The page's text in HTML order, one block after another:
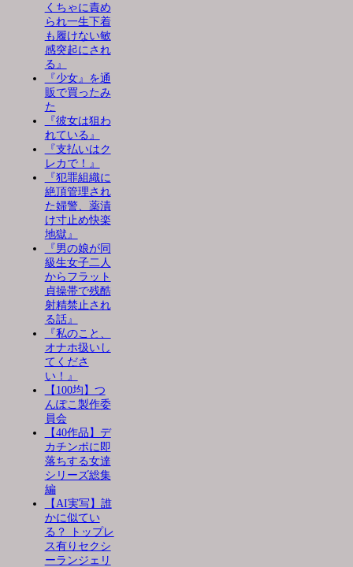
くちゃに責め
られ一生下着
も履けない敏
感突起にされ
る』
『少女』を通
販で買ったみ
た
『彼女は狙わ
れている』
『支払いはク
レカで！』
『犯罪組織に
絶頂管理され
た婦警、薬漬
け寸止め快楽
地獄』
『男の娘が同
級生女子二人
からフラット
貞操帯で残酷
射精禁止され
る話』
『私のこと、
オナホ扱いし
てくださ
い！』
【100均】つ
んぽこ製作委
員会
【40作品】デ
カチンポに即
落ちする女達
シリーズ総集
編
【AI実写】誰
かに似てい
る？ トップレ
ス有りセクシ
ーランジェリ